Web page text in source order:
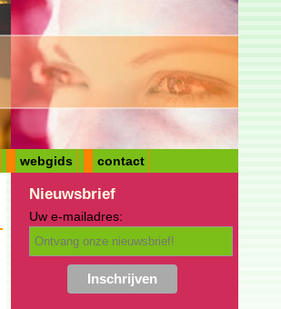
webgids contact
Nieuwsbrief
Uw e-mailadres: